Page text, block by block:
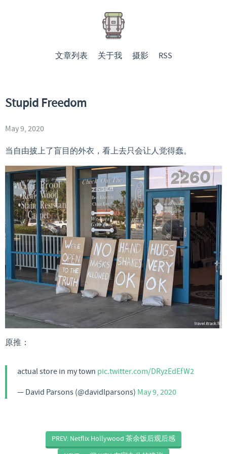
文章列表 关于我 摄影 RSS
Stupid Freedom
May 9, 2020
当自由披上了盲目的外衣，看上去只会让人觉得蠢。
原推：
actual store in my town pic.twitter.com/DRyzEdEfW2
— David Parsons (@davidlparsons) May 9, 2020
PREV: Netflix Hollywood 茶余饭后观后感